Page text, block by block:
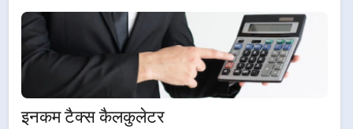
इनकम टैक्स कैलकुलेटर